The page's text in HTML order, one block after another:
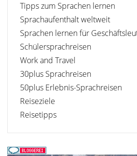
Tipps zum Sprachen lernen
Sprachaufenthalt weltweit
Sprachen lernen für
Schülersprachreisen
Work and Travel
30plus Sprachreisen
50plus Erlebnis-Sprachreisen
Reiseziele
Reisetipps